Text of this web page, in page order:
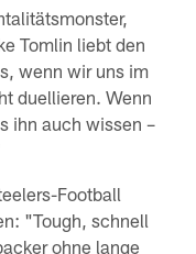
Tomlin liebt den
wenn wir uns im
duellieren. Wenn
ihn auch wissen –
Football
"Tough, schnell
ohne lange